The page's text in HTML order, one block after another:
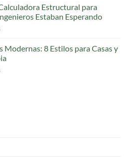
Tonos
[Interactiva]
EN
Niveles
para
Instalaciones
Estructural para
Estaban Esperando
La
Calculadora
Estructural
Modernas: 8 Estilos para Casas y